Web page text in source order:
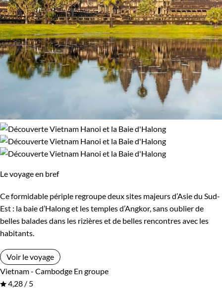
Le voyage en bref
Ce formidable périple regroupe deux sites majeurs d’Asie du Sud-
Est : la baie d’Halong et les temples d’Angkor, sans oublier de
belles balades dans les rizières et de belles rencontres avec les
habitants.
Voir le voyage
Vietnam - Cambodge En groupe
4,28 / 5